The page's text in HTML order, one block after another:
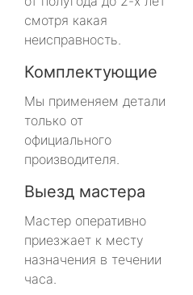
смотря какая
неисправность.
Комплектующие
Мы применяем детали
только от
официального
производителя.
Выезд мастера
Мастер оперативно
приезжает к месту
назначения в течении
часа.